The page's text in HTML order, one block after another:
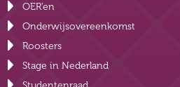
OER’en
Onderwijsovereenkomst
Roosters
Stage in Nederland